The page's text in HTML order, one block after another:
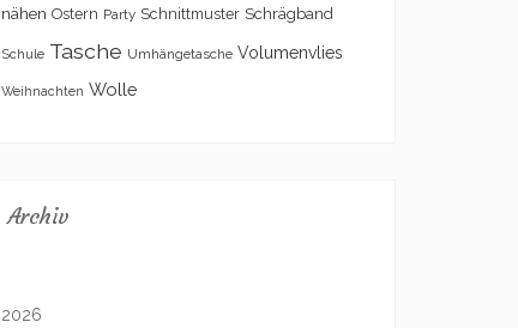
nähen Ostern Party Schnittmuster Schrägband
Schule Tasche Umhängetasche Volumenvlies
Weihnachten Wolle
Archiv
2026